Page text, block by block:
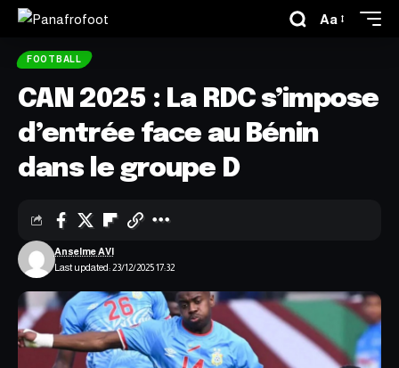
Aa
FOOTBALL
CAN 2025 : La RDC s’impose
d’entrée face au Bénin
dans le groupe D
Last updated: 23/12/2025 17:32
Anselme AVI